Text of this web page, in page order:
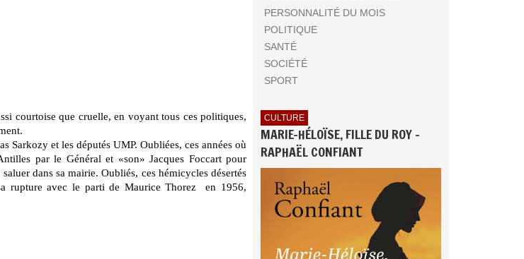
courtoise que cruelle, en voyant tous ces politiques,
et les députés UMP. Oubliées, ces années où
par le Général et «son» Jacques Foccart pour
dans sa mairie. Oubliés, ces hémicycles désertés
rupture avec le parti de Maurice Thorez en 1956,
PERSONNALITÉ DU MOIS
POLITIQUE
SANTÉ
SOCIÉTÉ
SPORT
CULTURE
MARIE-HÉLOÏSE, FILLE DU ROY -
RAPHAËL CONFIANT